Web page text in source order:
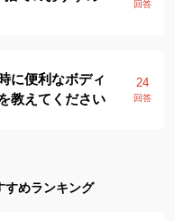
回答
に便利なボディ
教えてください
24
回答
すめランキング